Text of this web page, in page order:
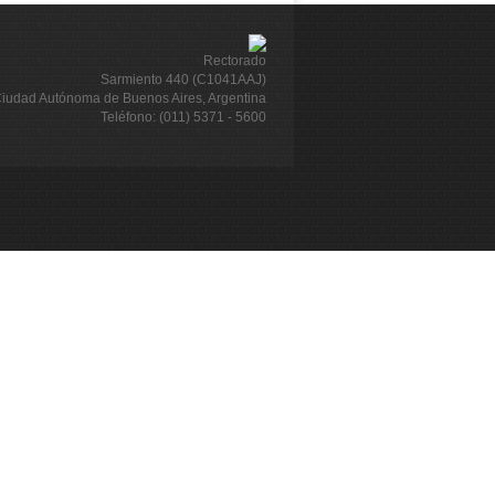
Rectorado
Sarmiento 440 (C1041AAJ)
Autónoma de Buenos Aires, Argentina
Teléfono: (011) 5371 - 5600